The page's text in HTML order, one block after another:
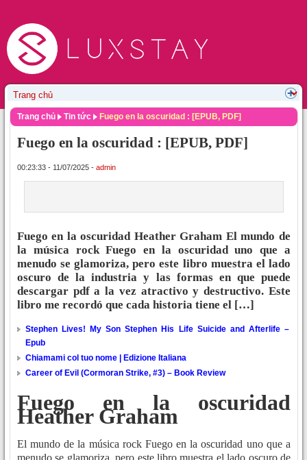
Trang chủ Tin tức Fuego en la oscuridad : [EPUB, PDF]
Fuego en la oscuridad : [EPUB, PDF]
00:23:33 - 11/07/2025 - admin
Fuego en la oscuridad Heather Graham El mundo de
la música rock Fuego en la oscuridad uno que a
menudo se glamoriza, pero este libro muestra el lado
oscuro de la industria y las formas en que puede
descargar pdf a la vez atractivo y destructivo. Este
libro me recordó que cada historia tiene el […]
Stephen Lives! My Son Stephen His Life Suicide and Afterlife –
Epub
Chiamami col tuo nome | Edizione Italiana
Career of Evil (Cormoran Strike, #3) – Book Review
Fuego en la oscuridad
Heather Graham
El mundo de la música rock Fuego en la oscuridad uno que a